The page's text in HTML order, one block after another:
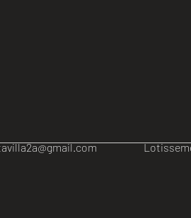
Lotissement À